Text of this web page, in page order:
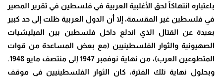
باعتباره انتهاكاً لحق الأغلبية العربية في فلسطين في تقرير المصير
في فلسطين غير المقسمة، إلا أن الدول العربية ظلت إلى حد كبير
بعيدة عن القتال الذي اندلع داخل فلسطين بين الميليشيات
الصهيونية والثوار الفلسطينيين (مع بعض المساعدة من قوات
المتطوعين العرب)، من نهاية نوفمبر 1947 إلى منتصف مايو 1948.
وبحلول نهاية تلك الفترة، كان الثوار الفلسطينيين في موقف